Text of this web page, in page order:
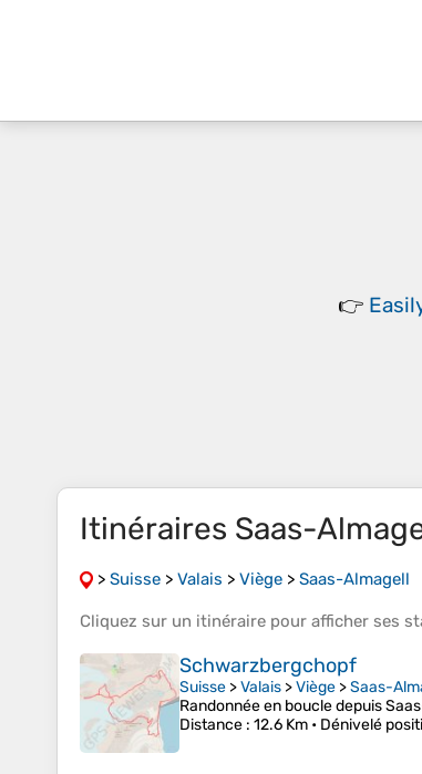
👉
Itinéraires Saas-
> Suisse > Valais > Viège > Saas-Almagell
Cliquez sur un itinéraire pour afficher ses
Schwarzbergchopf
Suisse >Valais >Viège >Saas-
Randonnée en boucle depuis
Distance : 12.6 Km • Dénivelé